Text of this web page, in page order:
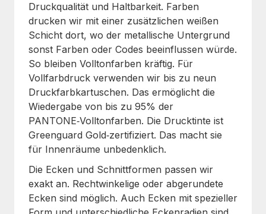
Druckqualität und Haltbarkeit. Farben
drucken wir mit einer zusätzlichen weißen
Schicht dort, wo der metallische Untergrund
sonst Farben oder Codes beeinflussen würde.
So bleiben Volltonfarben kräftig. Für
Vollfarbdruck verwenden wir bis zu neun
Druckfarbkartuschen. Das ermöglicht die
Wiedergabe von bis zu 95% der
PANTONE‑Volltonfarben. Die Drucktinte ist
Greenguard Gold‑zertifiziert. Das macht sie
für Innenräume unbedenklich.
Die Ecken und Schnittformen passen wir
exakt an. Rechtwinkelige oder abgerundete
Ecken sind möglich. Auch Ecken mit spezieller